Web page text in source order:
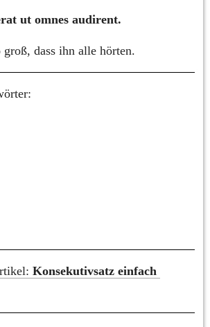
ut omnes audirent.
dass ihn alle hörten.
Konsekutivsatz einfach